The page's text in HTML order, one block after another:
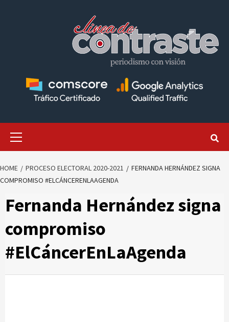
HOME PROCESO ELECTORAL 2020-2021
FERNANDA HERNÁNDEZ SIGNA
COMPROMISO #ELCÁNCERENLAAGENDA
Fernanda Hernández signa
compromiso
#ElCáncerEnLaAgenda